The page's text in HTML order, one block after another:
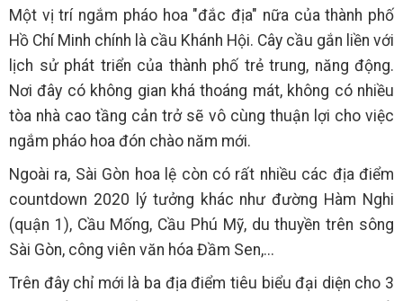
Một vị trí ngắm pháo hoa "đắc địa" nữa của thành phố
Hồ Chí Minh chính là cầu Khánh Hội. Cây cầu gắn liền với
lịch sử phát triển của thành phố trẻ trung, năng động.
Nơi đây có không gian khá thoáng mát, không có nhiều
tòa nhà cao tầng cản trở sẽ vô cùng thuận lợi cho việc
ngắm pháo hoa đón chào năm mới.
Ngoài ra, Sài Gòn hoa lệ còn có rất nhiều các địa điểm
countdown 2020 lý tưởng khác như đường Hàm Nghi
(quận 1), Cầu Mống, Cầu Phú Mỹ, du thuyền trên sông
Sài Gòn, công viên văn hóa Đầm Sen,...
Trên đây chỉ mới là ba địa điểm tiêu biểu đại diện cho 3